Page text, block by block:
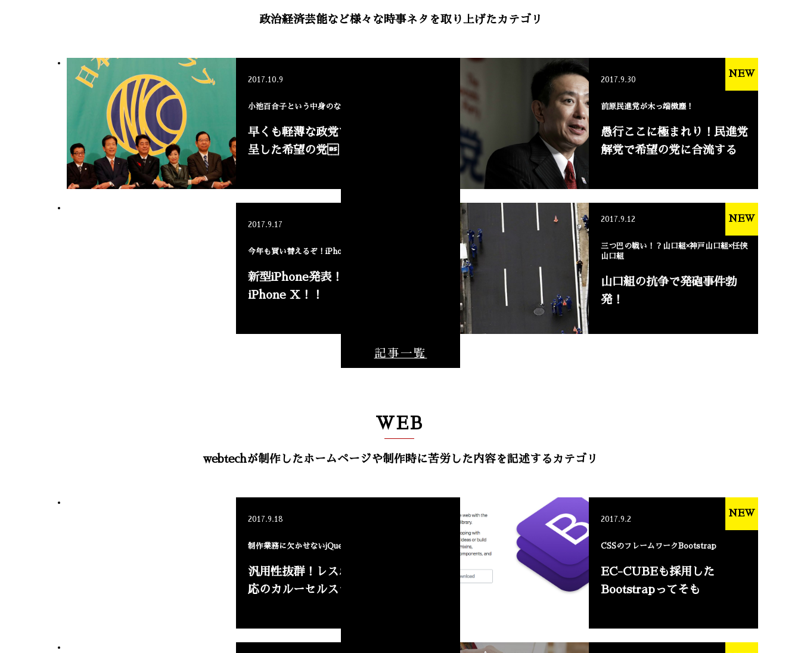
政治経済芸能など様々な時事ネタを取り上げたカテゴリ
2017.10.9
小池百合子という中身のない政治家
早くも軽薄な政党であると露
呈した希望の党
2017.9.30
前原民進党が木っ端微塵！
愚行ここに極まれり！民進党
解党で希望の党に合流する
NEW
2017.9.17
今年も買い替えるぞ！iPhone！！
新型iPhone発表！その名も
iPhone X！！
2017.9.12
三つ巴の戦い！？山口組×神戸山口組×任侠
山口組
山口組の抗争で発砲事件勃
発！
NEW
記事一覧
WEB
webtechが制作したホームページや制作時に苦労した内容を記述するカテゴリ
2017.9.18
制作業務に欠かせないjQuery
汎用性抜群！レスポンシブ対
応のカルーセルスライダー
2017.9.2
CSSのフレームワークBootstrap
EC-CUBEも採用した
Bootstrapってそも
NEW